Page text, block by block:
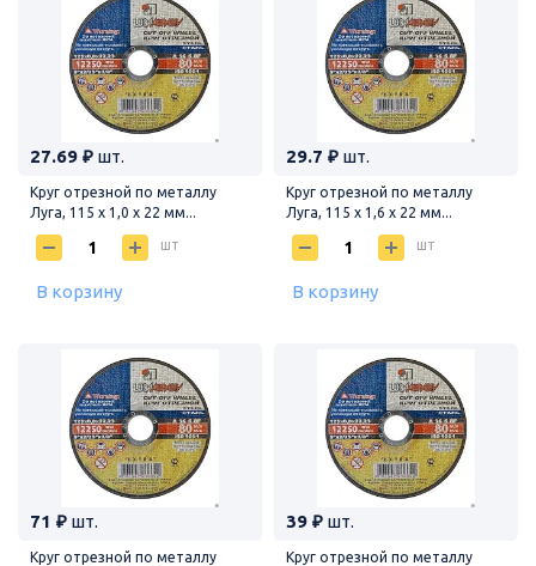
27.69 ₽ шт.
Круг отрезной по металлу
Луга, 115 х 1,0 х 22 мм...
шт
В корзину
29.7 ₽ шт.
Круг отрезной по металлу
Луга, 115 х 1,6 х 22 мм...
шт
В корзину
71 ₽ шт.
Круг отрезной по металлу
39 ₽ шт.
Круг отрезной по металлу